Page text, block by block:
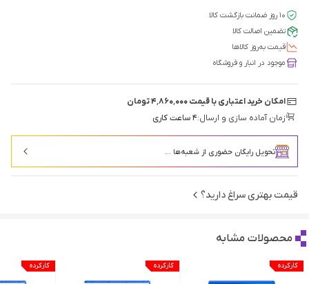
۱۰ روز ضمانت بازگشت کالا
تضمین اصالت کالا
قیمت‌ به‌روز کالاها
موجود در انبار و فروشگاه
امکان خرید اعتباری با قیمت ۴٬۸۶۰٬۰۰۰ تومان
زمان آماده سازی و ارسال:۴ ساعت کاری
تحویل رایگان حضوری از شعبه‌ها ...
قیمت بهتری سراغ دارید؟
محصولات مشابه
کارکرده کارکرده کارکرده